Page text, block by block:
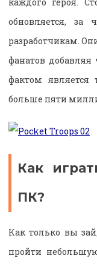
каждого героя.
обновляется, за
разработчикам.
фанатов
фактом
больше пяти
Как
ПК?
Как только вы
пройти